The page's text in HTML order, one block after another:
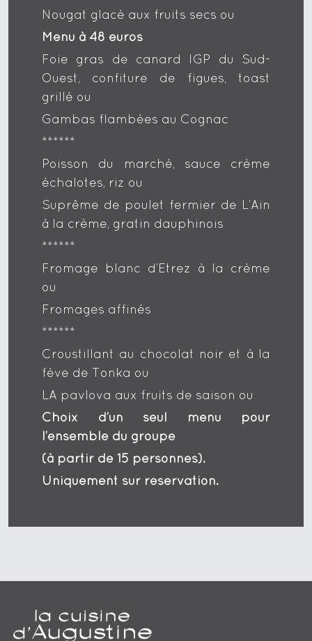
Nougat glacé aux fruits secs ou
Menu à 48 euros
Foie gras de canard IGP du Sud-
Ouest, confiture de figues, toast
grillé ou
Gambas flambées au Cognac
******
Poisson du marché, sauce crème
échalotes, riz ou
Suprême de poulet fermier de L’Ain
à la crème, gratin dauphinois
******
Fromage blanc d’Etrez à la crème
ou
Fromages affinés
******
Croustillant au chocolat noir et à la
fève de Tonka ou
LA pavlova aux fruits de saison ou
Choix d’un seul menu pour
l’ensemble du groupe
(à partir de 15 personnes).
Uniquement sur réservation.